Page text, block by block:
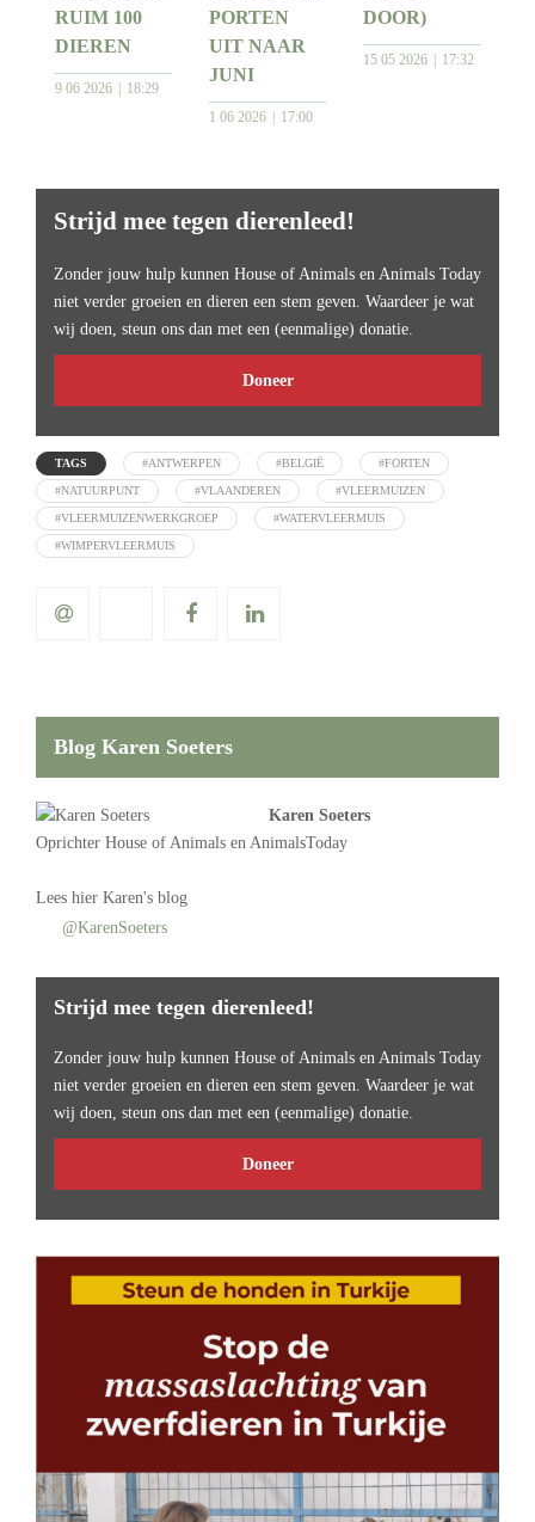
RUIM 100
DIEREN
9 06 2026 18:29
PORTEN
UIT NAAR
JUNI
1 06 2026 17:00
DOOR)
15 05 2026 17:32
Strijd mee tegen dierenleed!
Zonder jouw hulp kunnen House of Animals en Animals Today
niet verder groeien en dieren een stem geven. Waardeer je wat
wij doen, steun ons dan met een (eenmalige) donatie.
Doneer
TAGS #ANTWERPEN #BELGIË #FORTEN
#NATUURPUNT #VLAANDEREN #VLEERMUIZEN
#VLEERMUIZENWERKGROEP #WATERVLEERMUIS
#WIMPERVLEERMUIS
Blog Karen Soeters
Karen Soeters
Oprichter House of Animals en AnimalsToday
Lees hier Karen's blog
@KarenSoeters
Strijd mee tegen dierenleed!
Zonder jouw hulp kunnen House of Animals en Animals Today
niet verder groeien en dieren een stem geven. Waardeer je wat
wij doen, steun ons dan met een (eenmalige) donatie.
Doneer